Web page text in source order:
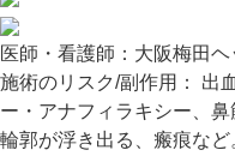
医師・看護師： 大阪梅田
施術のリスク/副作用：
出
ー・アナフィラキシー、
輪郭が浮き出る、瘢痕など